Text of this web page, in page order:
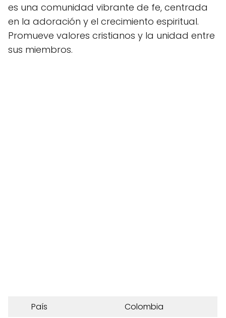
es una comunidad vibrante de fe, centrada
en la adoración y el crecimiento espiritual.
Promueve valores cristianos y la unidad entre
sus miembros.
País
Colombia